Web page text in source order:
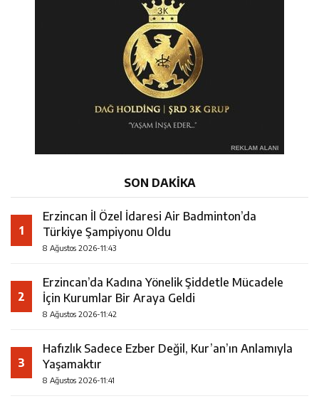
Geleceğin Üreticileri Tarım Teknolojileriyle Tanışıyor
Erzincan İl Özel İdaresi Air Badminton’da Türkiye
Şampiyonu Oldu
SON DAKİKA
1
Erzincan İl Özel İdaresi Air Badminton’da
Türkiye Şampiyonu Oldu
8 Ağustos 2026-11:43
2
Erzincan’da Kadına Yönelik Şiddetle Mücadele
İçin Kurumlar Bir Araya Geldi
8 Ağustos 2026-11:42
3
Hafızlık Sadece Ezber Değil, Kur’an’ın Anlamıyla
Yaşamaktır
8 Ağustos 2026-11:41